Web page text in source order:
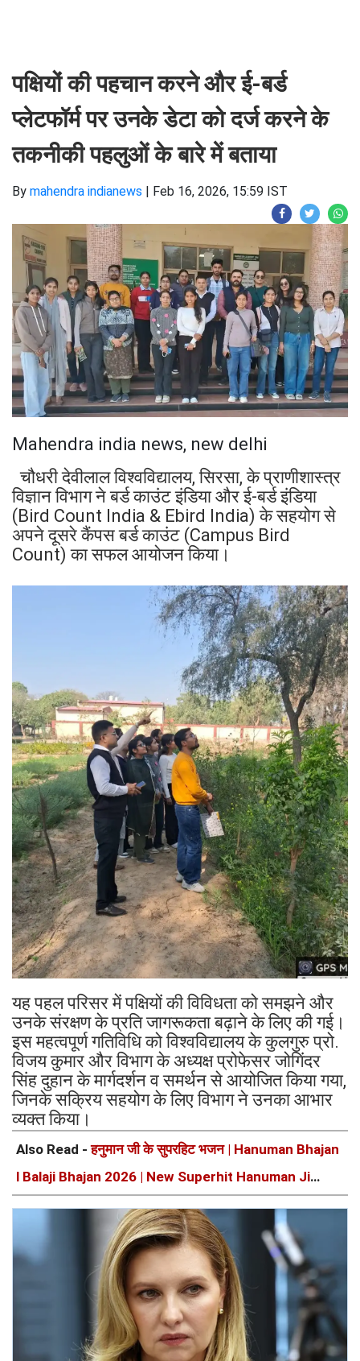
पक्षियों की पहचान करने और ई-बर्ड
प्लेटफॉर्म पर उनके डेटा को दर्ज करने के
तकनीकी पहलुओं के बारे में बताया
By mahendra indianews | Feb 16, 2026, 15:59 IST
Mahendra india news, new delhi
चौधरी देवीलाल विश्वविद्यालय, सिरसा, के प्राणीशास्त्र
विज्ञान विभाग ने बर्ड काउंट इंडिया और ई-बर्ड इंडिया
(Bird Count India & Ebird India) के सहयोग से
अपने दूसरे कैंपस बर्ड काउंट (Campus Bird
Count) का सफल आयोजन किया।
यह पहल परिसर में पक्षियों की विविधता को समझने और
उनके संरक्षण के प्रति जागरूकता बढ़ाने के लिए की गई।
इस महत्वपूर्ण गतिविधि को विश्वविद्यालय के कुलगुरु प्रो.
विजय कुमार और विभाग के अध्यक्ष प्रोफेसर जोगिंदर
सिंह दुहान के मार्गदर्शन व समर्थन से आयोजित किया गया,
जिनके सक्रिय सहयोग के लिए विभाग ने उनका आभार
व्यक्त किया।
Also Read -हनुमान जी के सुपरहिट भजन | Hanuman Bhajan
l Balaji Bhajan 2026 | New Superhit Hanuman Ji
Bhajan 2026